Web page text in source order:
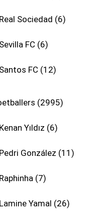
Real Sociedad 6
Sevilla FC 6
Santos FC 12
2995
Kenan Yıldız 6
Pedri González 11
Raphinha 7
Lamine Yamal 26